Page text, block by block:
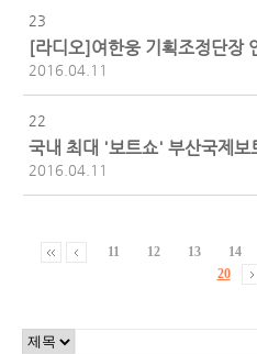
23
[라디오]여한웅 기획조정단장
2016.04.11
22
국내 최대 '보트쇼' 부산국제보
2016.04.11
11 12 13 14
20